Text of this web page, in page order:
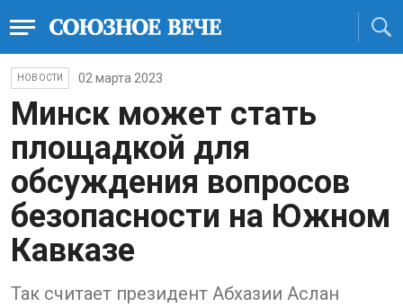
НОВОСТИ 02 марта 2023
Минск может стать
площадкой для
обсуждения вопросов
безопасности на Южном
Кавказе
Так считает президент Абхазии Аслан